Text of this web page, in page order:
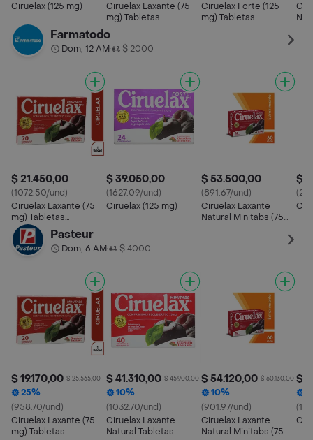
Ciruelax (125 mg)
Ciruelax Laxante (75
mg) Tabletas
Ciruelax Forte (125
mg) Tabletas
Farmatodo
Dom, 12 AM• $ 2000
$ 21.450,00
(1072.50/und)
Ciruelax Laxante (75
mg) Tabletas
Recubiertas
$ 39.050,00
(1627.09/und)
Ciruelax (125 mg)
$ 53.500,00
(891.67/und)
Ciruelax Laxante
Natural Minitabs (75
$
Pasteur
Dom, 6 AM• $ 4000
$ 19.170,00 $ 25.565,00
25%
(958.70/und)
Ciruelax Laxante (75
mg) Tabletas
$ 41.310,00 $ 45.900,00
10%
(1032.70/und)
Ciruelax Laxante
Natural Tabletas
$ 54.120,00 $ 60.130,00
10%
(901.97/und)
Ciruelax Laxante
Natural Minitabs (75
$